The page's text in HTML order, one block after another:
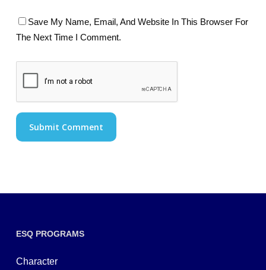
Save My Name, Email, And Website In This Browser For
The Next Time I Comment.
ESQ PROGRAMS
Character